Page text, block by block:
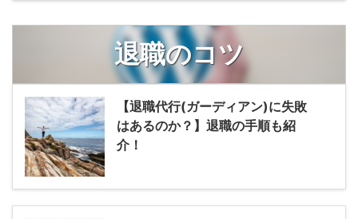
退職のコツ
【退職代行(ガーディアン)に失敗
はあるのか？】退職の手順も紹
介！